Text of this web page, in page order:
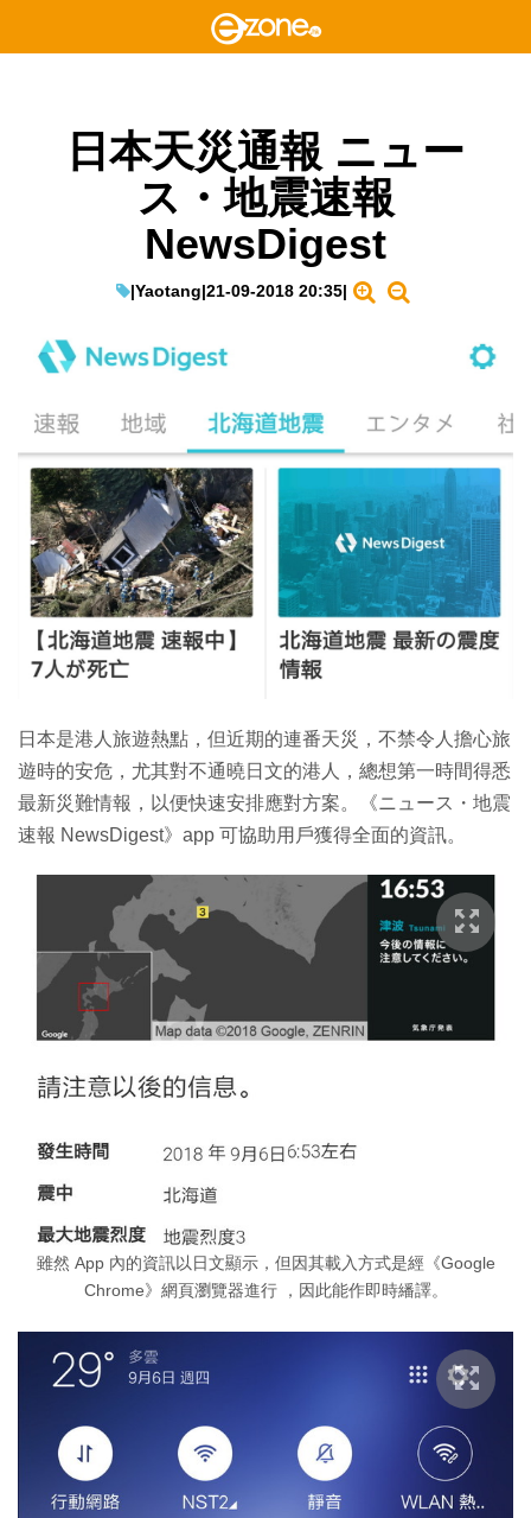
日本天災通報 ニュー
ス・地震速報
NewsDigest
|Yaotang|21-09-2018 20:35|
日本是港人旅遊熱點，但近期的連番天災，不禁令人擔心旅
遊時的安危，尤其對不通曉日文的港人，總想第一時間得悉
最新災難情報，以便快速安排應對方案。《ニュース・地震
速報 NewsDigest》app 可協助用戶獲得全面的資訊。
雖然 App 內的資訊以日文顯示，但因其載入方式是經《Google
Chrome》網頁瀏覽器進行 ，因此能作即時繙譯。